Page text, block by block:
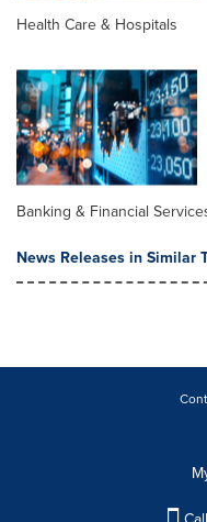
Health Care & Hospitals
Banking & Financial
News Releases in Similar